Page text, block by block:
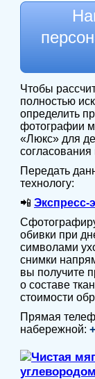
Чтобы
полностью
определить
фотографии
«Люкс» для
Передать
технологу:
📲 Экспресс-
обивки при
символами
снимки
вы получите
о составе
стоимости
Прямая
набережной: